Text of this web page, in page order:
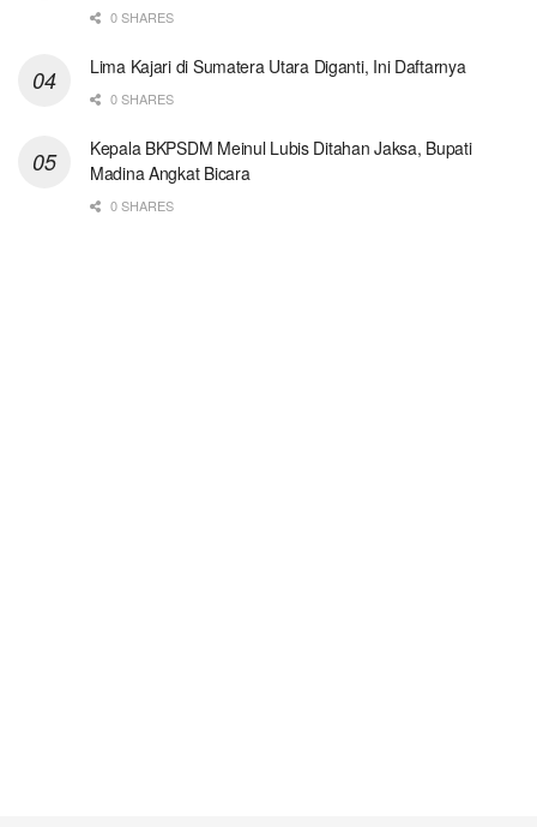
0 SHARES
Lima Kajari di Sumatera Utara Diganti, Ini Daftarnya
0 SHARES
Kepala BKPSDM Meinul Lubis Ditahan Jaksa, Bupati
Madina Angkat Bicara
0 SHARES